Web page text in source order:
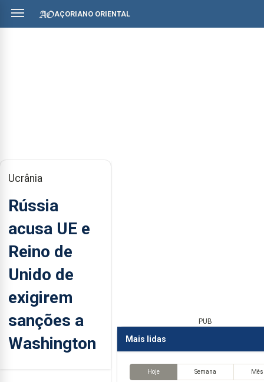
AÇORIANO ORIENTAL
Ucrânia
Rússia
acusa UE e
Reino de
Unido de
exigirem
sanções a
Washington
PUB
Mais lidas
Hoje Semana Mês